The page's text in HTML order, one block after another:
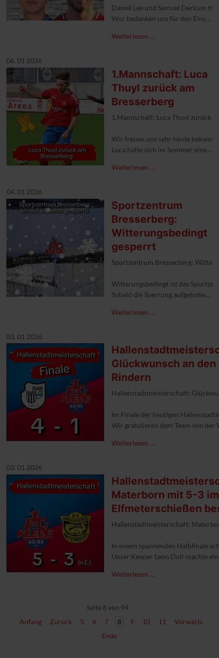
Daniel Lee und Samuel Derkum
Wur bedanken uns für den
#1FCKleve #wechsel #allesgute
Weiterlesen …
06. 01 2026
1.Mannschaft: Luca
Thuyl zurück am
Bresserberg
1.Mannschaft: Luca Thuyl zurück
Wir freuen uns sehr heute
Luca hatte sich im Sommer eine
Weiterlesen …
04. 01 2026
Sportzentrum
Bresserberg:
Witterungsbedingt
gesperrt
Sportzentrum Bresserberg:
Sobald die Sperrung aufgehoben
#1fckleve
Weiterlesen …
03. 01 2026
Glückwunsch an den
Rindern
Hallenstadtmeisterschaft:
Im Finale der heutigen
Wir gratulieren dem Team von der
Weiterlesen …
03. 01 2026
Materborn mit 5-3 im
Elfmeterschießen
Hallenstadtmeisterschaft:
Unser Keeper Leon Doll machte
Weiterlesen …
Seite 8 von 94
Anfang
Zurück 5 6 7 8 9 10 11
Vorwärts
Ende